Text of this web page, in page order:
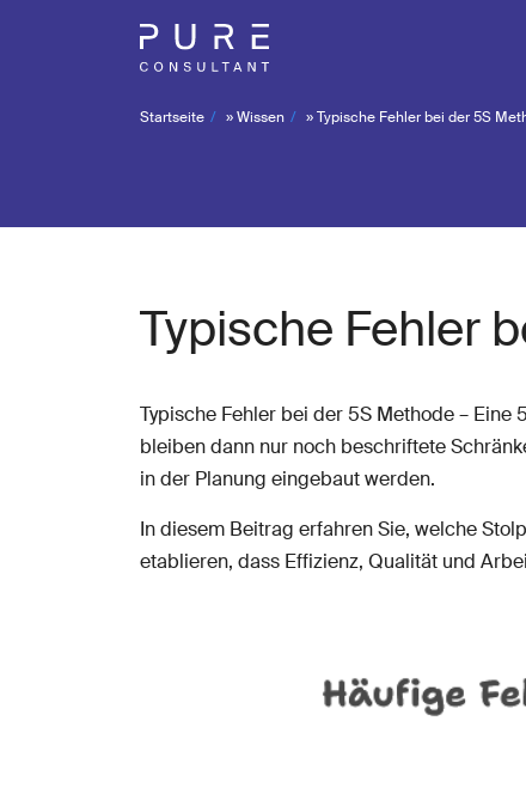
Startseite »Wissen »Typische Fehler bei der 5S
Typische Fehler
Typische Fehler bei der 5S Methode –
bleiben dann nur noch beschriftete
in der Planung eingebaut werden.
In diesem Beitrag erfahren Sie, welche
etablieren, dass Effizienz, Qualität und